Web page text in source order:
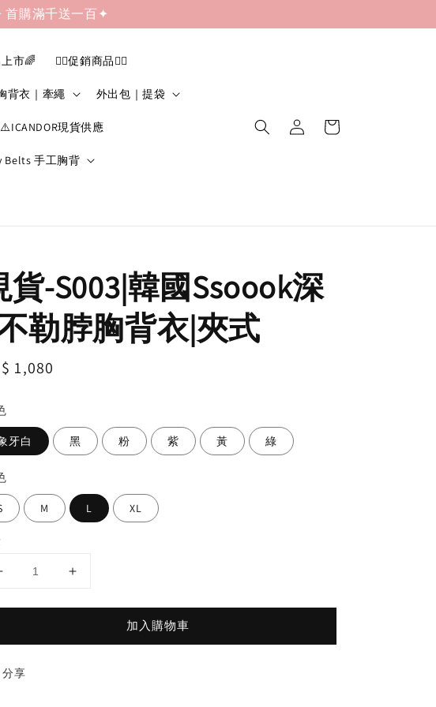
首購滿千送一百✦
市🌈 ❤️‍🔥促銷商品❤️‍🔥
背衣｜牽繩 外出包｜提袋
⚠️ICANDOR現貨供應
手工胸背
貨-S003|韓國Ssoook深
勒脖胸背衣|夾式
1,080
牙白 黑 粉 紫 黃 綠
M L XL
加入購物車
分享